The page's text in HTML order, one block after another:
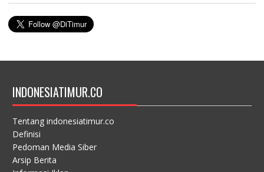
INDONESIATIMUR.CO
Tentang indonesiatimur.co
Definisi
Pedoman Media Siber
Arsip Berita